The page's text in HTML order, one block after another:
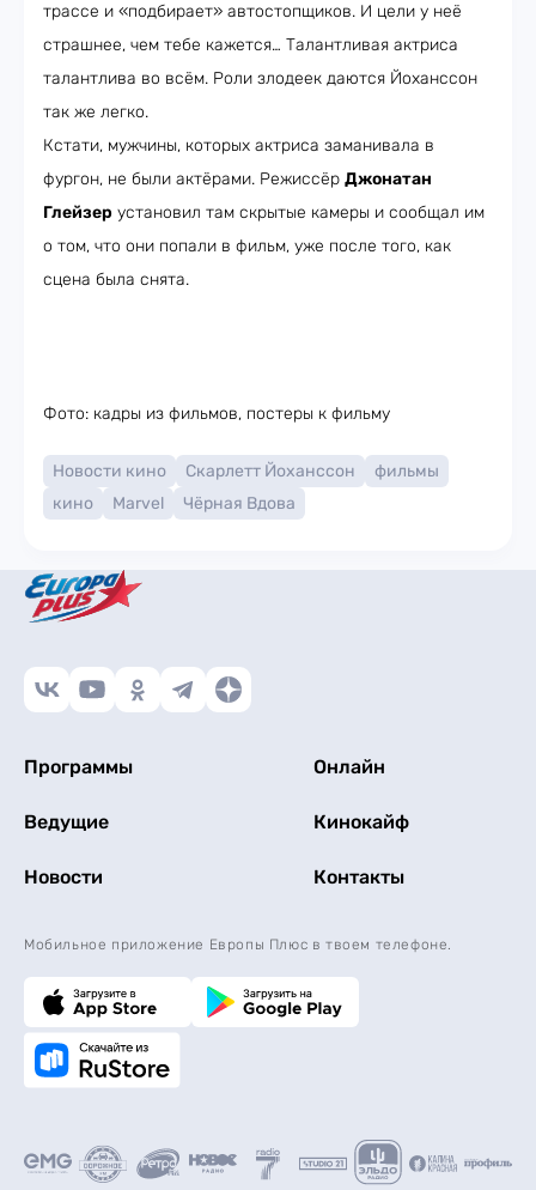
трассе и «подбирает» автостопщиков. И цели у неё
страшнее, чем тебе кажется… Талантливая актриса
талантлива во всём. Роли злодеек даются Йоханссон
так же легко.
Кстати, мужчины, которых актриса заманивала в
фургон, не были актёрами. Режиссёр Джонатан
Глейзер установил там скрытые камеры и сообщал им
о том, что они попали в фильм, уже после того, как
сцена была снята.
Фото: кадры из фильмов, постеры к фильму
Новости кино Скарлетт Йоханссон
фильмы
кино
Marvel Чёрная Вдова
Программы Онлайн
Ведущие Кинокайф
Новости Контакты
Мобильное приложение Европы Плюс в твоем телефоне.